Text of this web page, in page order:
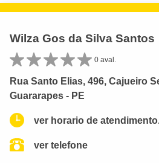
Wilza Gos da Silva Santos
0 aval.
Rua Santo Elias, 496, Cajueiro
Guararapes - PE
ver horario de
ver telefone